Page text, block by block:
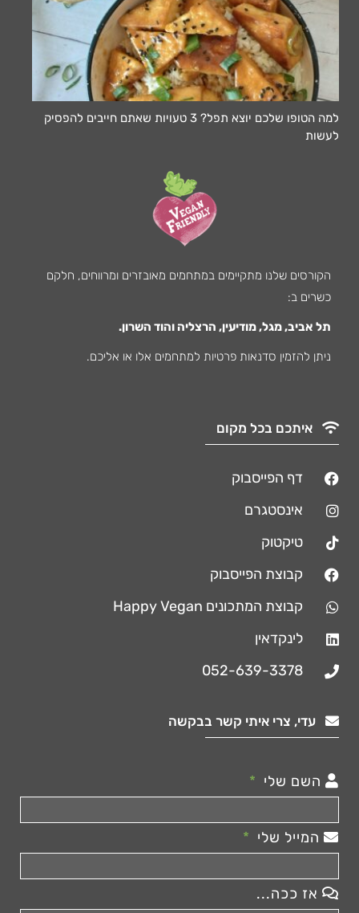
למה הטופו שלכם יוצא תפל? 3 טעויות שאתם חייבים להפסיק
לעשות
הקורסים שלנו מתקיימים במתחמים מאובזרים ומרווחים, חלקם
כשרים ב:
תל אביב, מגל, מודיעין, הרצליה והוד השרון.
ניתן להזמין סדנאות פרטיות למתחמים אלו או אליכם.
איתכם בכל מקום
דף הפייסבוק
אינסטגרם
טיקטוק
קבוצת הפייסבוק
קבוצת המתכונים Happy Vegan
לינקדאין
052-639-3378
עדי, צרי איתי קשר בבקשה
השם שלי
המייל שלי
אז ככה...